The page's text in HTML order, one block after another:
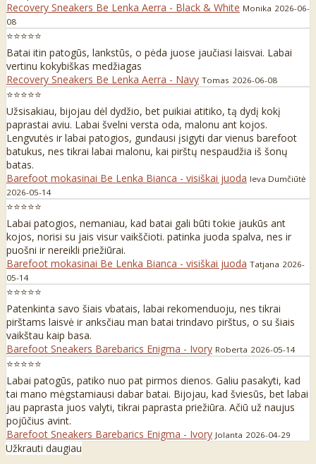
Recovery Sneakers Be Lenka Aerra - Black & White Monika 2026-06-
08
⭐⭐⭐⭐⭐
Batai itin patogūs, lankstūs, o pėda juose jaučiasi laisvai. Labai
vertinu kokybiškas medžiagas
Recovery Sneakers Be Lenka Aerra - Navy Tomas 2026-06-08
⭐⭐⭐⭐⭐
Užsisakiau, bijojau dėl dydžio, bet puikiai atitiko, tą dydį kokį
paprastai aviu. Labai švelni versta oda, malonu ant kojos.
Lengvutės ir labai patogios, gundausi įsigyti dar vienus barefoot
batukus, nes tikrai labai malonu, kai pirštų nespaudžia iš šonų
batas.
Barefoot mokasinai Be Lenka Bianca - visiškai juoda Ieva Dumčiūtė
2026-05-14
⭐⭐⭐⭐⭐
Labai patogios, nemaniau, kad batai gali būti tokie jaukūs ant
kojos, norisi su jais visur vaikščioti. patinka juoda spalva, nes ir
puošni ir nereikli priežiūrai.
Barefoot mokasinai Be Lenka Bianca - visiškai juoda Tatjana 2026-
05-14
⭐⭐⭐⭐⭐
Patenkinta savo šiais vbatais, labai rekomenduoju, nes tikrai
pirštams laisvė ir anksčiau man batai trindavo pirštus, o su šiais
vaikštau kaip basa.
Barefoot Sneakers Barebarics Enigma - Ivory Roberta 2026-05-14
⭐⭐⭐⭐⭐
Labai patogūs, patiko nuo pat pirmos dienos. Galiu pasakyti, kad
tai mano mėgstamiausi dabar batai. Bijojau, kad šviesūs, bet labai
jau paprasta juos valyti, tikrai paprasta priežiūra. Ačiū už naujus
pojūčius avint.
Barefoot Sneakers Barebarics Enigma - Ivory Jolanta 2026-04-29
Užkrauti daugiau